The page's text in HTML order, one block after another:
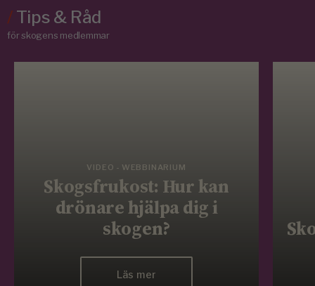
/Tips & Råd
för skogens medlemmar
VIDEO - WEBBINARIUM
Skogsfrukost: Hur kan
drönare hjälpa dig i
skogen?
Läs mer